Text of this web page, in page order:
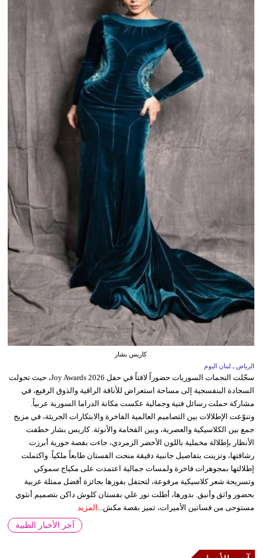
كاريس بشار
الرياض ـ لبنان اليوم
سجّلت النجمات السوريات حضوراً لافتاً في حفل Joy Awards 2026، حيث تحولت
السجادة البنفسجية إلى مساحة استعراض للأناقة الراقية والذوق الرفيع، في
مشاركة حملت رسائل فنية وجمالية عكست مكانة الدراما السورية عربياً.
وتنوّعت الإطلالات بين التصاميم العالمية الفاخرة والابتكارات الجريئة، في مزيج
جمع بين الكلاسيكية والعصرية، وبين الفخامة والأنوثة. كاريس بشار خطفت
الأنظار بإطلالة مخملية باللون الأخضر الزمردي، جاءت بقصة حورية أبرزت
رشاقتها، وتزينت بتفاصيل جانبية دقيقة منحت الفستان طابعاً ملكياً. واكتملت
إطلالتها بمجوهرات فاخرة ولمسات جمالية اعتمدت على مكياج سموكي
وتسريحة شعر كلاسيكية مرفوعة، لتحتفل بفوزها بجائزة أفضل ممثلة عربية
بحضور واثق وأنيق. بدورها، أطلت نور علي بفستان كلوش داكن بتصميم أنثوي
مستوحى من فساتين الأميرات، تميز بقصة مكش...
المزيد
آخر الأخبار الطبية